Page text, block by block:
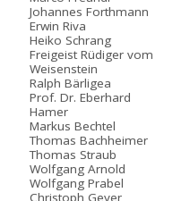
Johannes Forthmann
Erwin Riva
Heiko Schrang
Freigeist Rüdiger vom
Weisenstein
Ralph Bärligea
Prof. Dr. Eberhard
Hamer
Markus Bechtel
Thomas Bachheimer
Thomas Straub
Wolfgang Arnold
Wolfgang Prabel
Christoph Geyer